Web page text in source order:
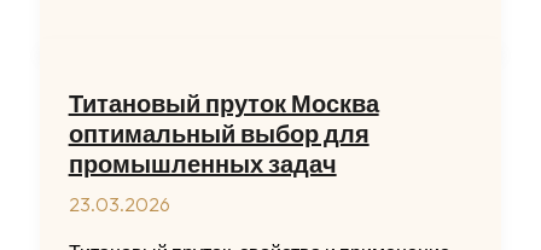
для
жизни
Титановый пруток Москва
оптимальный выбор для
промышленных задач
23.03.2026